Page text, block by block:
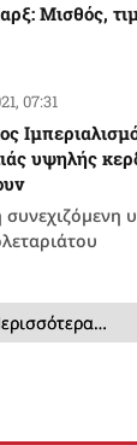
Μισθός,
07:31
υψηλής